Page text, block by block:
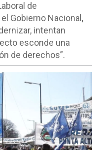
de
Gobierno Nacional,
intentan
esconde una
de derechos”.